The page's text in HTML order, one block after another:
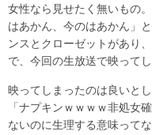
女性なら見せたく無いもの
はあかん、今のはあかん」
ンスとクローゼットがあり
で、今回の生放送で映ってし
映ってしまったのは良いと
「ナプキンｗｗｗｗ非処女
ないのに生理する意味って